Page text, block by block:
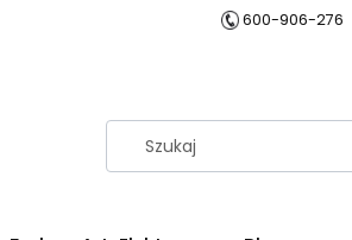
600-906-276